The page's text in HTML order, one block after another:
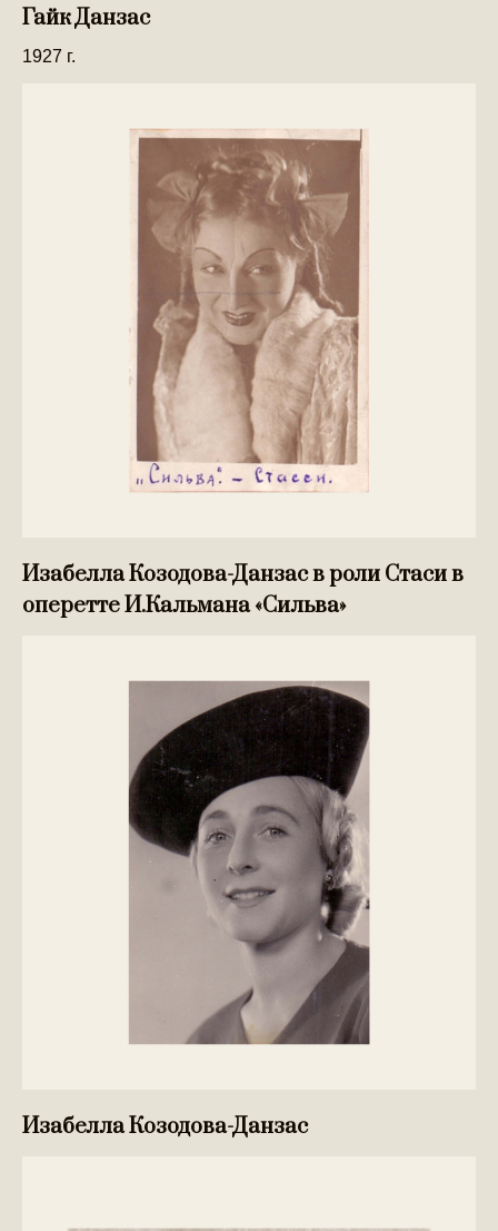
Гайк Данзас
1927 г.
Изабелла Козодова-Данзас в роли Стаси в
оперетте И.Кальмана «Сильва»
Изабелла Козодова-Данзас